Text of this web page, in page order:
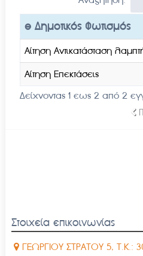
e Δημοτικός Φωτισμός
Αίτηση Αντικατάσταση
Αίτηση Επεκτάσεις
Δείχνοντας 1 εως 2 από 2
Στοιχεία επικοινωνίας
ΓΕΩΡΓΙΟΥ ΣΤΡΑΤΟΥ 5, Τ.Κ.: